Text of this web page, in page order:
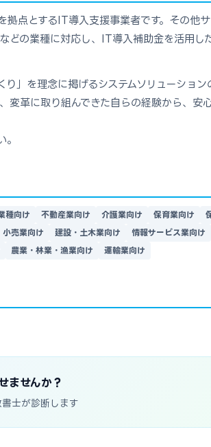
拠点とするIT導入支援事業者です。その他
どの業種に対応し、IT導入補助金を活用し
」を理念に掲げるシステムソリューション
変革に取り組んできた自らの経験から、安
種向け 不動産業向け 介護業向け 保育業向け
小売業向け 建設・土木業向け
情報サービス業向け
農業・林業・漁業向け 運輸業向け
ませんか？
士が診断します